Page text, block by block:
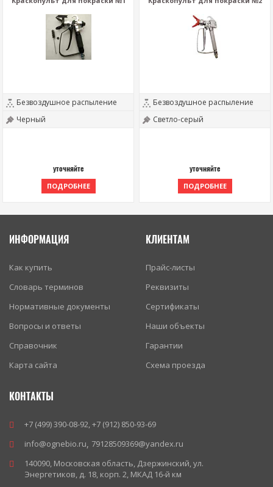
Безвоздушное распыление
Черный
уточняйте
ПОДРОБНЕЕ
Безвоздушное распыление
Светло-серый
уточняйте
ПОДРОБНЕЕ
ИНФОРМАЦИЯ
Как купить
Словарь терминов
Нормативные документы
Вопросы и ответы
Справочник
Карта сайта
КЛИЕНТАМ
Прайс-листы
Реквизиты
Сертификаты
Наши объекты
Гарантии
Схема проезда
КОНТАКТЫ
+7 (499) 390-08-92,+7 (912) 850-93-69
info@ognebio.ru, 79128509369@yandex.ru
140090, Московская область, Дзержинский,ул.
Энергетиков, д. 18, корп. 2, МКАД 16-й км